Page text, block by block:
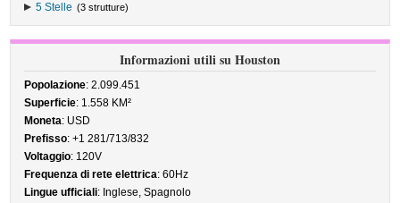
5 Stelle (3 strutture)
Informazioni utili su Houston
Popolazione: 2.099.451
Superficie: 1.558 KM²
Moneta: USD
Prefisso: +1 281/713/832
Voltaggio: 120V
Frequenza di rete elettrica: 60Hz
Lingue ufficiali: Inglese, Spagnolo